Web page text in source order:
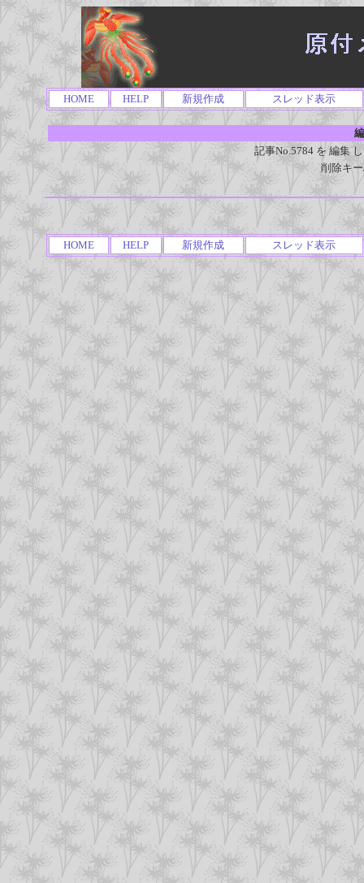
HOME HELP 新規作成 スレッド表示
記事No.5784 を 編集
削除キ
HOME HELP 新規作成 スレッド表示